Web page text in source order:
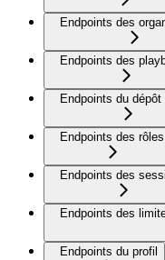
Endpoints des
Endpoints des
Endpoints du dépôt
Endpoints des rôles
Endpoints des
Endpoints des
Endpoints du profil